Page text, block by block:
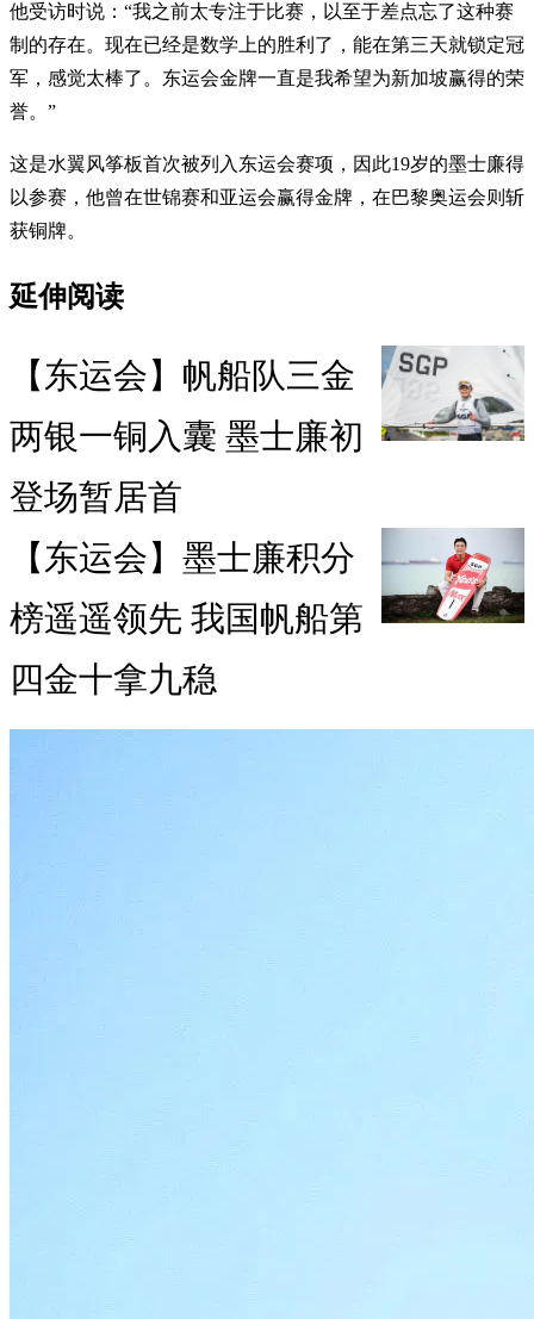
他受访时说：“我之前太专注于比赛，以至于差点忘了这种赛
制的存在。现在已经是数学上的胜利了，能在第三天就锁定冠
军，感觉太棒了。东运会金牌一直是我希望为新加坡赢得的荣
誉。”
这是水翼风筝板首次被列入东运会赛项，因此19岁的墨士廉得
以参赛，他曾在世锦赛和亚运会赢得金牌，在巴黎奥运会则斩
获铜牌。
延伸阅读
【东运会】帆船队三金
两银一铜入囊 墨士廉初
登场暂居首
【东运会】墨士廉积分
榜遥遥领先 我国帆船第
四金十拿九稳